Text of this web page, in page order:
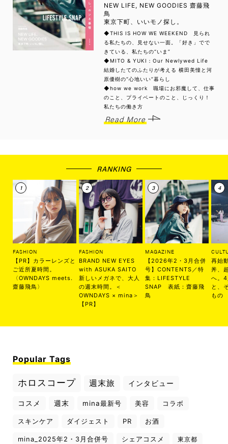
NEW LIFE, NEW GOODIES 齋藤飛
鳥
東京下町、いいモノ探し。
◆THIS IS HOW WE WEEKEND 見られ
る私たちの、見せない一面。「好き」でで
きている、私たちの“いま”
◆MITO & YUKI：Our Newlywed Life
結婚したてのふたりが考える 横田美憧と河
原優樹の“心地いい”暮らし
◆how we work 職場にお邪魔して、仕事
のこと、プライベートのこと、じっくり！
私たちの働き方
Read More
RANKING
FASHION
【PR】カラーレンズと
ご近所夏時間。
〈OWNDAYS meets.
齋藤飛鳥〉
FASHION
BRAND NEW EYES
with ASUKA SAITO
新しいメガネで、大人
の週末時間。＜
OWNDAYS × mina＞
【PR】
MAGAZINE
【2026年2・3月合併
号】CONTENTS／特
集：LIFESTYLE
SNAP 表紙：齋藤飛
鳥
再始
丼、
へ。
と、
もの
Popular Tags
ホロスコープ 週末旅 インタビュー
コスメ 週末 mina最新号 美容 コラボ
スキンケア ダイジェスト PR お酒
mina_2025年2・3月合併号 シェアコスメ 東京都